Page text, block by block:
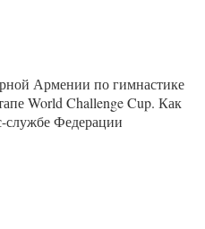
Армении по гимнастике
World Challenge Cup. Как
службе Федерации